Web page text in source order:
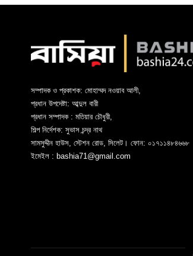
সম্পাদক ও প্রকাশক: মোহাম্মদ নওয়াব আলী,
প্রধান উপদেষ্টা: আব্দুল বারী
প্রধান সম্পাদক : মতিয়ার চৌধুরী,
শিল্প নির্দেশক: সুভাস চন্দ্র নাথ
সামসুদ্দীন হাউস, স্টেশন রোড, সিলেট। ফোন: ০১৭১১৪৮৪৬৬৮
ইমেইল : bashia71@gmail.com